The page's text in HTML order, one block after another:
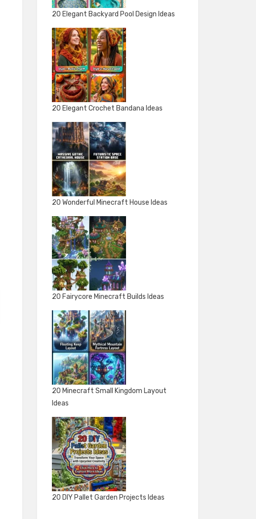
20 Elegant Backyard Pool Design Ideas
20 Elegant Crochet Bandana Ideas
20 Wonderful Minecraft House Ideas
20 Fairycore Minecraft Builds Ideas
20 Minecraft Small Kingdom Layout
Ideas
20 DIY Pallet Garden Projects Ideas